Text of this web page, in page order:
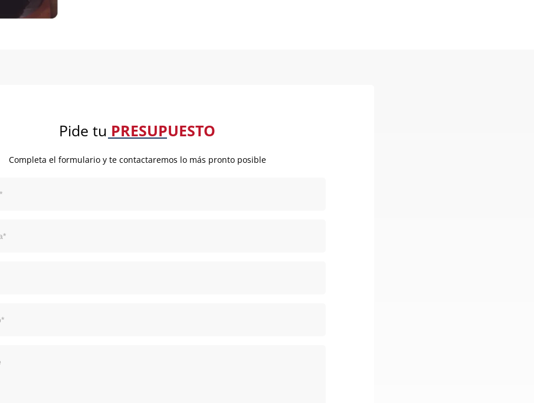
Pide tu PRESUPUESTO
Completa el formulario y te contactaremos lo más pronto posible